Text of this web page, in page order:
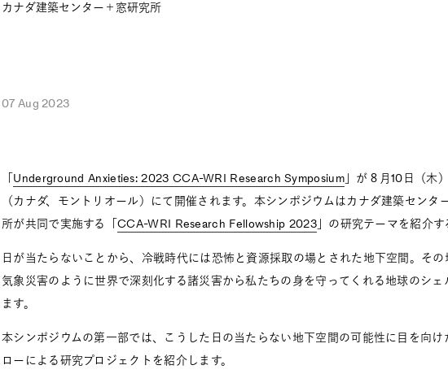
カナダ建築センター＋窓研究所
07 Aug 2023
Underground Anxieties: 2023 CCA-WRI Research Symposium」が８月10日（木
（カナダ、モントリオール）にて開催されます。本シンポジウムはカナダ建築センタ
所が共同で実施する「CCA-WRI Research Fellowship 2023」の研究テーマを紹介す
日が当たらないことから、冷戦時代には恐怖と資源採取の場とされた地下空間。その
気象災害のように世界で深刻化する諸災害から私たちの身を守ってくれる地球のシェ
ます。
本シンポジウムの第一部では、こうした日の当たらない地下空間の可能性に目を向
ローによる研究プロジェクトを紹介します。